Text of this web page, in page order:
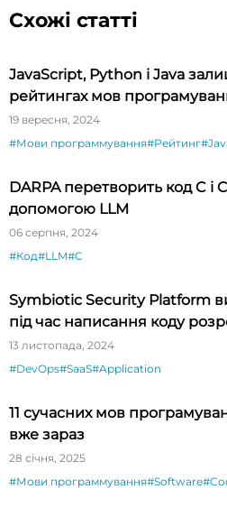
Схожі статті
JavaScript, Python і Java
рейтингах мов
19 вересня, 2024
#Мови программування#Рейтинг
DARPA перетворить код C і
допомогою LLM
06 серпня, 2024
#Код#LLM#C
Symbiotic Security Platform
під час написання коду
13 листопада, 2024
#DevOps#SaaS#Application
11 сучасних мов
вже зараз
28 січня, 2025
#Мови программування#Software